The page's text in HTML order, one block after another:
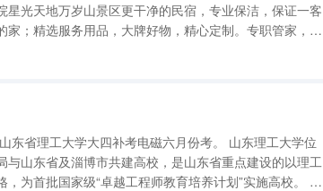
光天地万岁山景区更干净的民宿，专业保洁，保证一客
；精选服务用品，大牌好物，精心定制。专职管家，热
高额保障，安装智能安防系统。房源介绍时尚混搭
山东省及淄博市共建高校，是山东省重点建设的以理工
为首批国家级“卓越工程师教育培养计划”实施高校。 山